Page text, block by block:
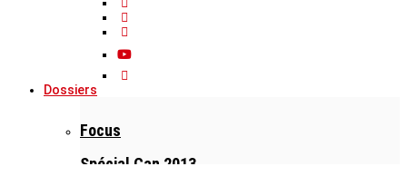
Dossiers
Focus
Spécial Can 2013